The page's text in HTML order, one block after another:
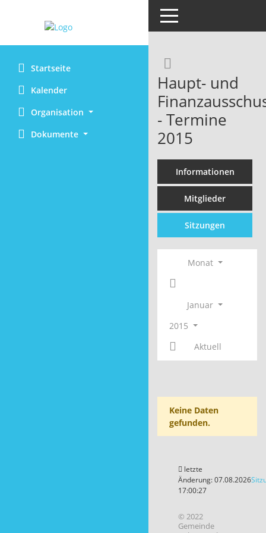
Startseite
Kalender
Organisation
Dokumente
Toggle navigation
Haupt- und
- Termine
2015
Informationen
Mitglieder
Sitzungen
Monat
Januar
2015
Aktuell
Keine Daten
gefunden.
letzte
Änderung: 07.08.2026
17:00:27
© 2022
Gemeinde